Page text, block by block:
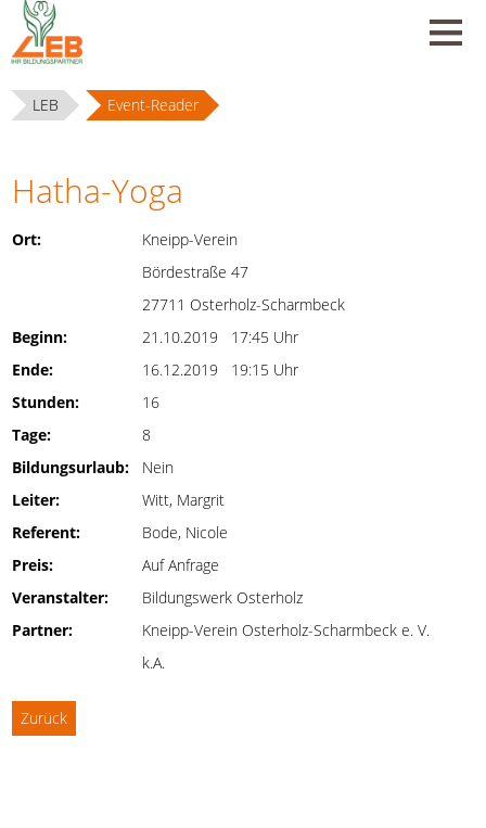
LEB Event-Reader
Hatha-Yoga
Ort:
Kneipp-Verein
Bördestraße 47
27711 Osterholz-Scharmbeck
Beginn:
21.10.2019 17:45 Uhr
Ende:
16.12.2019 19:15 Uhr
Stunden:
16
Tage:
8
Bildungsurlaub:
Nein
Leiter:
Witt, Margrit
Referent:
Bode, Nicole
Preis:
Auf Anfrage
Veranstalter:
Bildungswerk Osterholz
Partner:
Kneipp-Verein Osterholz-Scharmbeck e. V.
k.A.
Zurück